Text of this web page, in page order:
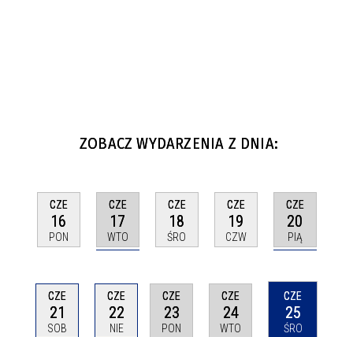
ZOBACZ WYDARZENIA Z DNIA:
CZE
16
PON
CZE
17
WTO
CZE
18
ŚRO
CZE
19
CZW
CZE
20
PIĄ
CZE
21
SOB
CZE
22
NIE
CZE
23
PON
CZE
24
WTO
CZE
25
ŚRO